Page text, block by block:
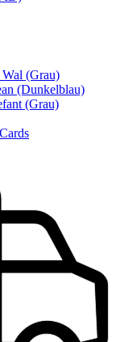
(Grau)
(Dunkelblau)
(Grau)